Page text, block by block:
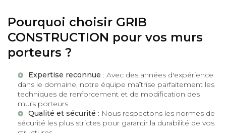
Pourquoi choisir GRIB
CONSTRUCTION pour vos murs
porteurs ?
Expertise reconnue : Avec des années d'expérience
dans le domaine, notre équipe maîtrise parfaitement les
techniques de renforcement et de modification des
murs porteurs.
Qualité et sécurité : Nous respectons les normes de
sécurité les plus strictes pour garantir la durabilité de vos